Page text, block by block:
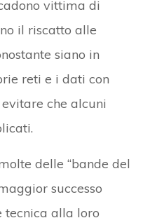
vittima di
il riscatto alle
siano in
reti e i dati con
che alcuni
delle “bande del
successo
tecnica alla loro